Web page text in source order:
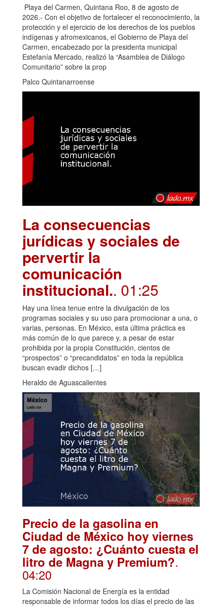
Playa del Carmen, Quintana Roo, 8 de agosto de
2026.- Con el objetivo de fortalecer el reconocimiento, la
protección y el ejercicio de los derechos de los pueblos
indígenas y afromexicanos, el Gobierno de Playa del
Carmen, encabezado por la presidenta municipal
Estefanía Mercado, realizó la “Asamblea de Diálogo
Comunitario” sobre la prop
Palco Quintanarroense
La consecuencias
jurídicas y sociales de
pervertir la
comunicación
institucional.. 01:25
Hay una línea tenue entre la divulgación de los
programas sociales y su uso para promocionar a una, o
varias, personas. En México, esta última práctica es
más común de lo que parece y, a pesar de estar
prohibida por la propia Constitución, cientos de
“prospectos” o “precandidatos” en toda la república
buscan evadir dichos […]
Heraldo de Aguascalientes
Precio de la gasolina en
Ciudad de México hoy viernes
7 de agosto: ¿Cuánto cuesta el
litro de Magna y Premium?.
04:20
La Comisión Nacional de Energía es la entidad
responsable de informar todos los días el precio de las